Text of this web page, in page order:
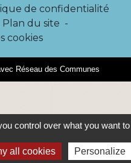
de confidentialité
Plan du site -
cookies
Réseau des Communes
control over what you want to
all cookies Personalize